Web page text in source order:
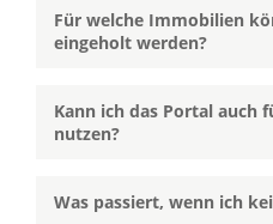
Für welche Immobilien
eingeholt werden?
Kann ich das Portal auch
nutzen?
Was passiert, wenn ich